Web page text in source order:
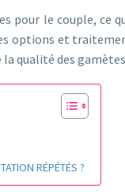
le couple, ce
options et
qualité des
RÉPÉTÉS ?